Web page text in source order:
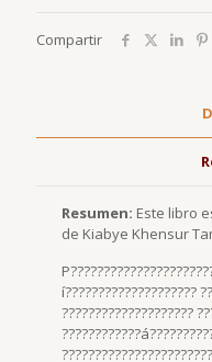
Compartir
Resumen: Este libro
de Kiabye Khensur
í????????????????????
????????????????????